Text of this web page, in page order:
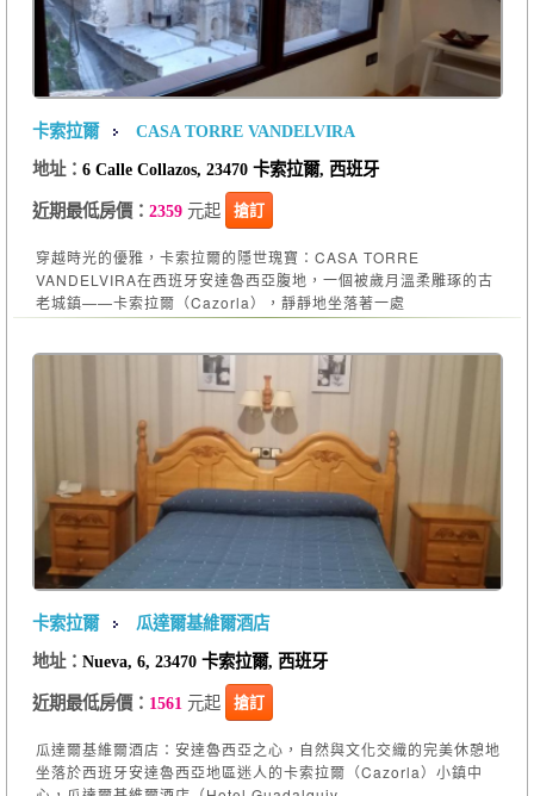
卡索拉爾
CASA TORRE VANDELVIRA
地址： 6 Calle Collazos, 23470 卡索拉爾, 西班牙
近期最低房價： 2359元起 搶訂
穿越時光的優雅，卡索拉爾的隱世瑰寶：CASA TORRE
VANDELVIRA在西班牙安達魯西亞腹地，一個被歲月溫柔雕琢的古
老城鎮——卡索拉爾（Cazorla），靜靜地坐落著一處
卡索拉爾
瓜達爾基維爾酒店
地址： Nueva, 6, 23470 卡索拉爾, 西班牙
近期最低房價： 1561元起 搶訂
瓜達爾基維爾酒店：安達魯西亞之心，自然與文化交織的完美休憩地
坐落於西班牙安達魯西亞地區迷人的卡索拉爾（Cazorla）小鎮中